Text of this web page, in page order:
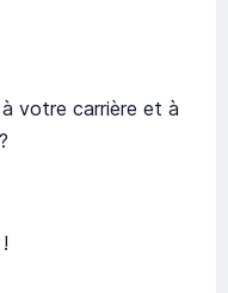
votre carrière et à